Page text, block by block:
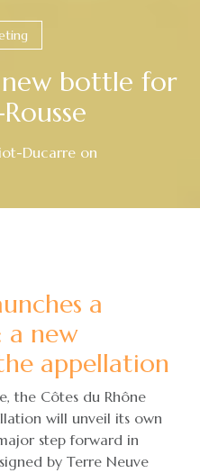
bottle for
Ducarreon
a
a new
appellation
the Côtes du Rhône
will unveil its own
step forward in
by Terre Neuve